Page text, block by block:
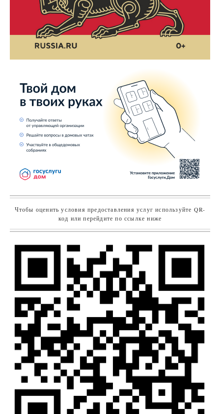
Чтобы оценить условия предоставления услуг используйте QR-
код или перейдите по ссылке ниже